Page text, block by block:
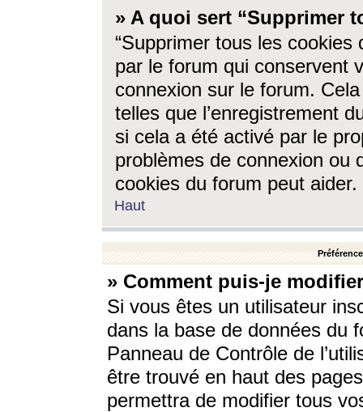
» A quoi sert “Supprimer
“Supprimer tous les cookies
par le forum qui conservent
connexion sur le forum.
telles que l’enregistrement
si cela a été activé par le
problèmes de connexion ou
cookies du forum peut aider.
Haut
» Comment puis-je
Si vous êtes un utilisateur
dans la base de données du
Panneau de Contrôle de
être trouvé en haut des
permettra de modifier tous